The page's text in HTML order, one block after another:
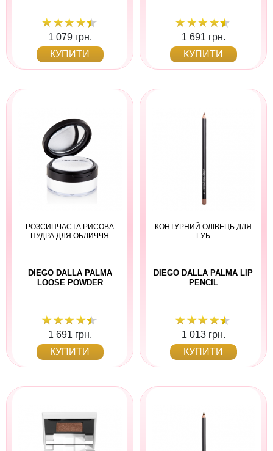
1 079 грн.
КУПИТИ
1 691 грн.
КУПИТИ
РОЗСИПЧАСТА РИСОВА
ПУДРА ДЛЯ ОБЛИЧЧЯ
DIEGO DALLA PALMA
LOOSE POWDER
1 691 грн.
КУПИТИ
КОНТУРНИЙ ОЛІВЕЦЬ ДЛЯ
ГУБ
DIEGO DALLA PALMA LIP
PENCIL
1 013 грн.
КУПИТИ